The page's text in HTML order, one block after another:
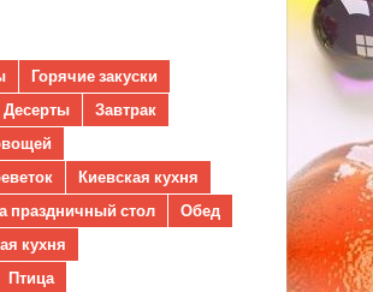
Горячие закуски
Десерты
Завтрак
Киевская кухня
праздничный стол
Обед
кухня
Птица